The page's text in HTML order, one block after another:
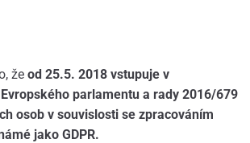
že od 25.5. 2018 vstupuje v
parlamentu a rady 2016/679
osob v souvislosti se zpracováním
jako GDPR.